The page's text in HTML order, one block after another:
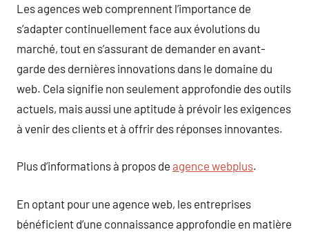
Les agences web comprennent l’importance de
s’adapter continuellement face aux évolutions du
marché, tout en s’assurant de demander en avant-
garde des dernières innovations dans le domaine du
web. Cela signifie non seulement approfondie des outils
actuels, mais aussi une aptitude à prévoir les exigences
à venir des clients et à offrir des réponses innovantes.
Plus d’informations à propos de agence webplus.
En optant pour une agence web, les entreprises
bénéficient d’une connaissance approfondie en matière